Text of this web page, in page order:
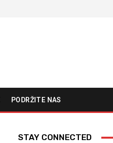
PODRŽITE NAS
STAY CONNECTED